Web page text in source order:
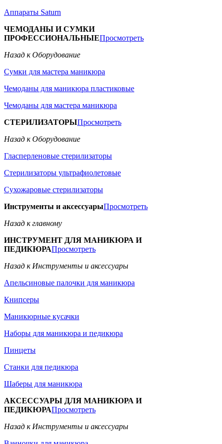
Аппараты Saturn
ЧЕМОДАНЫ И СУМКИ
ПРОФЕССИОНАЛЬНЫЕПросмотреть
Назад к Оборудование
Сумки для мастера маникюра
Чемоданы для маникюра пластиковые
Чемоданы для мастера маникюра
СТЕРИЛИЗАТОРЫПросмотреть
Назад к Оборудование
Гласперленовые стерилизаторы
Стерилизаторы ультрафиолетовые
Сухожаровые стерилизаторы
Инструменты и аксессуарыПросмотреть
Назад к главному
ИНСТРУМЕНТ ДЛЯ МАНИКЮРА И
ПЕДИКЮРАПросмотреть
Назад к Инструменты и аксессуары
Апельсиновые палочки для маникюра
Книпсеры
Маникюрные кусачки
Наборы для маникюра и педикюра
Пинцеты
Станки для педикюра
Шаберы для маникюра
АКСЕССУАРЫ ДЛЯ МАНИКЮРА И
ПЕДИКЮРАПросмотреть
Назад к Инструменты и аксессуары